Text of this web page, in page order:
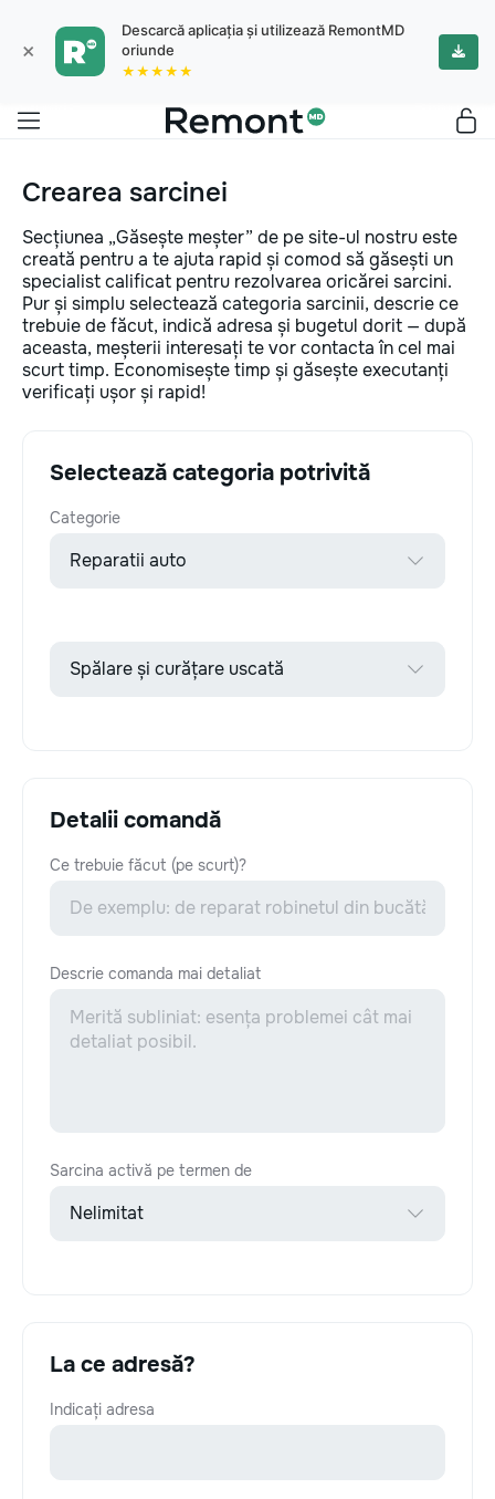
×
Descarcă aplicația și utilizează RemontMD
oriunde
★★★★★
Crearea sarcinei
Secțiunea „Găsește meșter” de pe site-ul nostru este
creată pentru a te ajuta rapid și comod să găsești un
specialist calificat pentru rezolvarea oricărei sarcini.
Pur și simplu selectează categoria sarcinii, descrie ce
trebuie de făcut, indică adresa și bugetul dorit — după
aceasta, meșterii interesați te vor contacta în cel mai
scurt timp. Economisește timp și găsește executanți
verificați ușor și rapid!
Selectează categoria potrivită
Categorie
Detalii comandă
Ce trebuie făcut (pe scurt)?
Descrie comanda mai detaliat
Sarcina activă pe termen de
La ce adresă?
Indicați adresa